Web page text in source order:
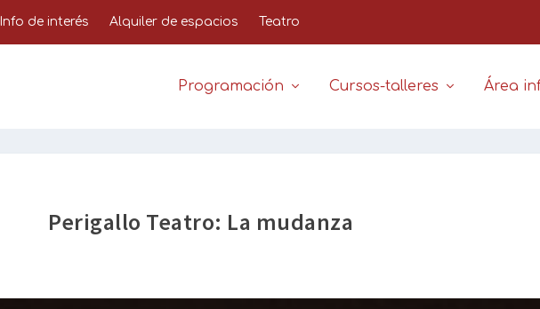
Info de interés Alquiler de espacios Teatro
Programación Cursos-talleres Área
Perigallo Teatro: La mudanza